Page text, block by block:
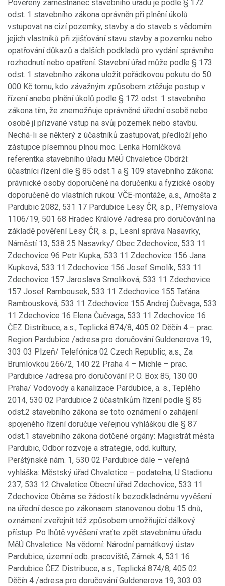
Pověřený zaměstnanec stavebního úřadu je podle § 172
odst. 1 stavebního zákona oprávněn při plnění úkolů
vstupovat na cizí pozemky, stavby a do staveb s vědomím
jejich vlastníků při zjišťování stavu stavby a pozemku nebo
opatřování důkazů a dalších podkladů pro vydání správního
rozhodnutí nebo opatření. Stavební úřad může podle § 173
odst. 1 stavebního zákona uložit pořádkovou pokutu do 50
000 Kč tomu, kdo závažným způsobem ztěžuje postup v
řízení anebo plnění úkolů podle § 172 odst. 1 stavebního
zákona tím, že znemožňuje oprávněné úřední osobě nebo
osobě jí přizvané vstup na svůj pozemek nebo stavbu.
Nechá-li se některý z účastníků zastupovat, předloží jeho
zástupce písemnou plnou moc. Lenka Horníčková
referentka stavebního úřadu MěÚ Chvaletice Obdrží:
účastníci řízení dle § 85 odst.1 a § 109 stavebního zákona:
právnické osoby doporučeně na doručenku a fyzické osoby
doporučeně do vlastních rukou: VČE-montáže, a.s., Arnošta z
Pardubic 2082, 531 17 Pardubice Lesy ČR, s.p., Přemyslova
1106/19, 501 68 Hradec Králové /adresa pro doručování na
základě pověření Lesy ČR, s. p., Lesní správa Nasavrky,
Náměstí 13, 538 25 Nasavrky/ Obec Zdechovice, 533 11
Zdechovice 96 Petr Kupka, 533 11 Zdechovice 156 Jana
Kupková, 533 11 Zdechovice 156 Josef Smolík, 533 11
Zdechovice 157 Jaroslava Smolíková, 533 11 Zdechovice
157 Josef Rambousek, 533 11 Zdechovice 155 Taťána
Rambousková, 533 11 Zdechovice 155 Andrej Čučvaga, 533
11 Zdechovice 16 Elena Čučvaga, 533 11 Zdechovice 16
ČEZ Distribuce, a.s., Teplická 874/8, 405 02 Děčín 4 – prac.
Region Pardubice /adresa pro doručování Guldenerova 19,
303 03 Plzeň/ Telefónica 02 Czech Republic, a.s., Za
Brumlovkou 266/2, 140 22 Praha 4 – Michle – prac.
Pardubice /adresa pro doručování P. O. Box 85, 130 00
Praha/ Vodovody a kanalizace Pardubice, a. s., Teplého
2014, 530 02 Pardubice 2 účastníkům řízení podle § 85
odst.2 stavebního zákona se toto oznámení o zahájení
spojeného řízení doručuje veřejnou vyhláškou dle § 87
odst.1 stavebního zákona dotčené orgány: Magistrát města
Pardubic, Odbor rozvoje a strategie, odd. kultury,
Perštýnské nám. 1, 530 02 Pardubice dále – veřejná
vyhláška: Městský úřad Chvaletice – podatelna, U Stadionu
237, 533 12 Chvaletice Obecní úřad Zdechovice, 533 11
Zdechovice Oběma se žádostí k bezodkladnému vyvěšení
na úřední desce po zákonaem stanovenou dobu 15 dnů,
oznámení zveřejnit též způsobem umožňující dálkový
přístup. Po lhůtě vyvěšení vraťte zpět stavebnímu úřadu
MěÚ Chvaletice. Na vědomí: Národní památkový ústav
Pardubice, územní odb. pracoviště, Zámek 4, 531 16
Pardubice ČEZ Distribuce, a.s., Teplická 874/8, 405 02
Děčín 4 /adresa pro doručování Guldenerova 19, 303 03